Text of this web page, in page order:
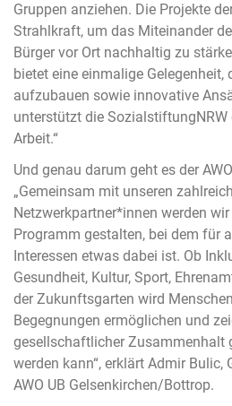
Gruppen anziehen. Die Projekte
Strahlkraft, um das Miteinander
Bürger vor Ort nachhaltig zu
bietet eine einmalige Gelegenheit,
aufzubauen sowie innovative
unterstützt die
Arbeit.“
Und genau darum geht es der
„Gemeinsam mit unseren
Netzwerkpartner*innen werden
Programm gestalten, bei dem für
Interessen etwas dabei ist. Ob
Gesundheit, Kultur, Sport,
der Zukunftsgarten wird
Begegnungen ermöglichen und
gesellschaftlicher Zusammenhalt
werden kann“, erklärt Admir Bulic,
AWO UB Gelsenkirchen/Bottrop.